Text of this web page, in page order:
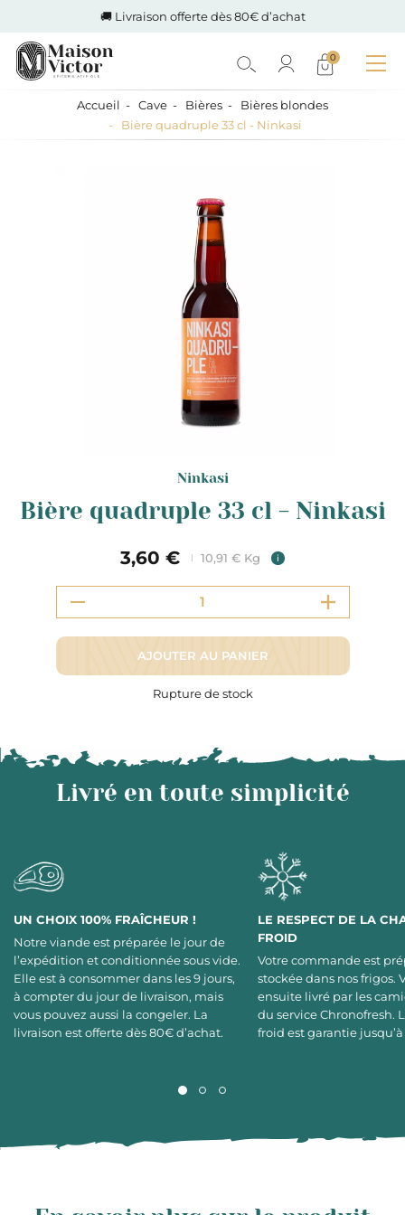
🚚 Livraison offerte dès 80€ d’achat
0
Accueil Cave Bières
Bières blondes
Bière quadruple 33 cl - Ninkasi
Ninkasi
Bière quadruple 33 cl - Ninkasi
3,60 € 10,91 € Kg i
AJOUTER AU PANIER
Rupture de stock
Livré en toute simplicité
UN CHOIX 100% FRAÎCHEUR !
Notre viande est préparée le jour de
l’expédition et conditionnée sous vide.
Elle est à consommer dans les 9 jours,
à compter du jour de livraison, mais
vous pouvez aussi la congeler. La
livraison est offerte dès 80€ d’achat.
LE RESPECT DE LA
FROID
Votre commande est
stockée dans nos frigos.
ensuite livré par les
du service Chronofresh.
froid est garantie